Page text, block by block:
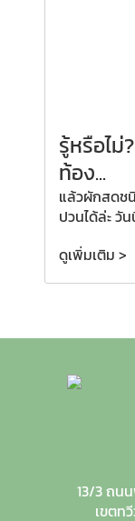
รู้หรือไ
ท้อง...
แล้วผักสดช
ปวนได้ล่ะ วั
ดูเพิ่มเติม >
13/3 ถน
เขตท